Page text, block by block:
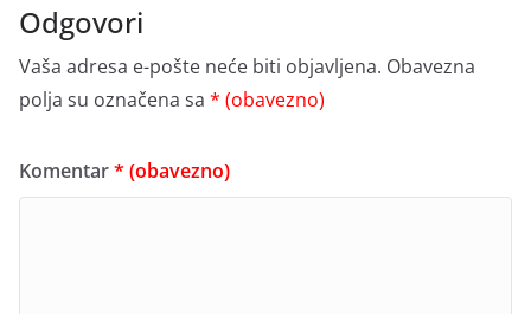
Odgovori
Vaša adresa e-pošte neće biti objavljena. Obavezna
polja su označena sa * (obavezno)
Komentar* (obavezno)